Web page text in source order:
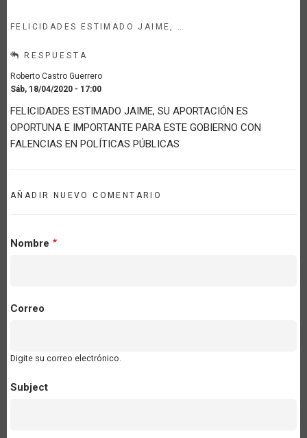
FELICIDADES ESTIMADO JAIME, …
RESPUESTA
Roberto Castro Guerrero
Sáb, 18/04/2020 - 17:00
FELICIDADES ESTIMADO JAIME, SU APORTACIÓN ES
OPORTUNA E IMPORTANTE PARA ESTE GOBIERNO CON
FALENCIAS EN POLÍTICAS PÚBLICAS
AÑADIR NUEVO COMENTARIO
Nombre
Correo
Digite su correo electrónico.
Subject